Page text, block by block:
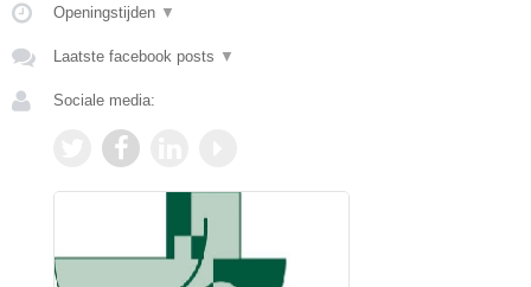
Openingstijden ▼
Laatste facebook posts ▼
Sociale media: